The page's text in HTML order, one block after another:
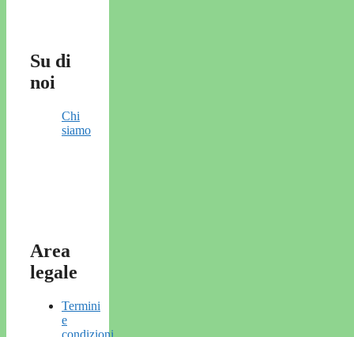
Su di
noi
Chi
siamo
Area
legale
Termini
e
condizioni